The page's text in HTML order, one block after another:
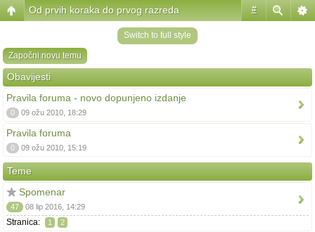
#
Od prvih koraka do prvog razreda
Switch to full style
Započni novu temu
Obavijesti
Pravila foruma - novo dopunjeno izdanje
0 09 ožu 2010, 18:29
Pravila foruma
0 09 ožu 2010, 15:19
Teme
Spomenar
47 08 lip 2016, 14:29
Stranica: 1 2